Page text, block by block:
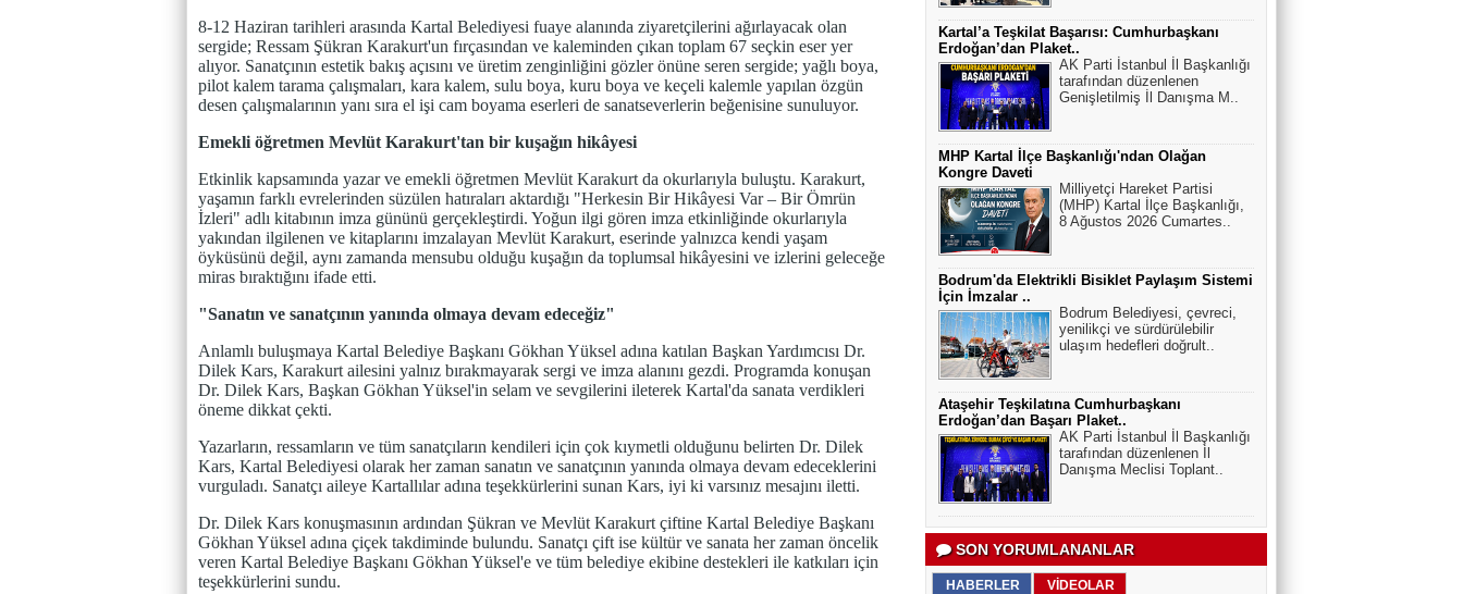
8-12 Haziran tarihleri arasında Kartal Belediyesi fuaye alanında ziyaretçilerini ağırlayacak olan
sergide; Ressam Şükran Karakurt'un fırçasından ve kaleminden çıkan toplam 67 seçkin eser yer
alıyor. Sanatçının estetik bakış açısını ve üretim zenginliğini gözler önüne seren sergide; yağlı boya,
pilot kalem tarama çalışmaları, kara kalem, sulu boya, kuru boya ve keçeli kalemle yapılan özgün
desen çalışmalarının yanı sıra el işi cam boyama eserleri de sanatseverlerin beğenisine sunuluyor.
Emekli öğretmen Mevlüt Karakurt'tan bir kuşağın hikâyesi
Etkinlik kapsamında yazar ve emekli öğretmen Mevlüt Karakurt da okurlarıyla buluştu. Karakurt,
yaşamın farklı evrelerinden süzülen hatıraları aktardığı "Herkesin Bir Hikâyesi Var – Bir Ömrün
İzleri" adlı kitabının imza gününü gerçekleştirdi. Yoğun ilgi gören imza etkinliğinde okurlarıyla
yakından ilgilenen ve kitaplarını imzalayan Mevlüt Karakurt, eserinde yalnızca kendi yaşam
öyküsünü değil, aynı zamanda mensubu olduğu kuşağın da toplumsal hikâyesini ve izlerini geleceğe
miras bıraktığını ifade etti.
"Sanatın ve sanatçının yanında olmaya devam edeceğiz"
Anlamlı buluşmaya Kartal Belediye Başkanı Gökhan Yüksel adına katılan Başkan Yardımcısı Dr.
Dilek Kars, Karakurt ailesini yalnız bırakmayarak sergi ve imza alanını gezdi. Programda konuşan
Dr. Dilek Kars, Başkan Gökhan Yüksel'in selam ve sevgilerini ileterek Kartal'da sanata verdikleri
öneme dikkat çekti.
Yazarların, ressamların ve tüm sanatçıların kendileri için çok kıymetli olduğunu belirten Dr. Dilek
Kars, Kartal Belediyesi olarak her zaman sanatın ve sanatçının yanında olmaya devam edeceklerini
vurguladı. Sanatçı aileye Kartallılar adına teşekkürlerini sunan Kars, iyi ki varsınız mesajını iletti.
Dr. Dilek Kars konuşmasının ardından Şükran ve Mevlüt Karakurt çiftine Kartal Belediye Başkanı
Gökhan Yüksel adına çiçek takdiminde bulundu. Sanatçı çift ise kültür ve sanata her zaman öncelik
veren Kartal Belediye Başkanı Gökhan Yüksel'e ve tüm belediye ekibine destekleri ile katkıları için
teşekkürlerini sundu.
Kartal’a Teşkilat Başarısı: Cumhurbaşkanı
Erdoğan’dan Plaket..
AK Parti İstanbul İl Başkanlığı
tarafından düzenlenen
Genişletilmiş İl Danışma M..
MHP Kartal İlçe Başkanlığı'ndan Olağan
Kongre Daveti
Milliyetçi Hareket Partisi
(MHP) Kartal İlçe Başkanlığı,
8 Ağustos 2026 Cumartes..
Bodrum'da Elektrikli Bisiklet Paylaşım Sistemi
İçin İmzalar ..
Bodrum Belediyesi, çevreci,
yenilikçi ve sürdürülebilir
ulaşım hedefleri doğrult..
Ataşehir Teşkilatına Cumhurbaşkanı
Erdoğan’dan Başarı Plaket..
AK Parti İstanbul İl Başkanlığı
tarafından düzenlenen İl
Danışma Meclisi Toplant..
SON YORUMLANANLAR
HABERLER VİDEOLAR